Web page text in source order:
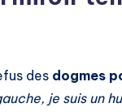
des dogmes
je suis un